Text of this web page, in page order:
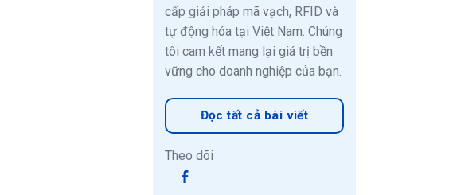
cấp giải pháp mã vạch, RFID và
tự động hóa tại Việt Nam. Chúng
tôi cam kết mang lại giá trị bền
vững cho doanh nghiệp của bạn.
Đọc tất cả bài viết
Theo dõi